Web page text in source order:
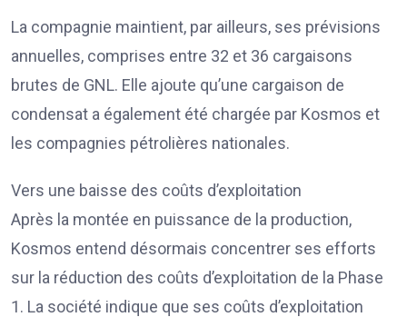
La compagnie maintient, par ailleurs, ses prévisions
annuelles, comprises entre 32 et 36 cargaisons
brutes de GNL. Elle ajoute qu’une cargaison de
condensat a également été chargée par Kosmos et
les compagnies pétrolières nationales.
Vers une baisse des coûts d’exploitation
Après la montée en puissance de la production,
Kosmos entend désormais concentrer ses efforts
sur la réduction des coûts d’exploitation de la Phase
1. La société indique que ses coûts d’exploitation